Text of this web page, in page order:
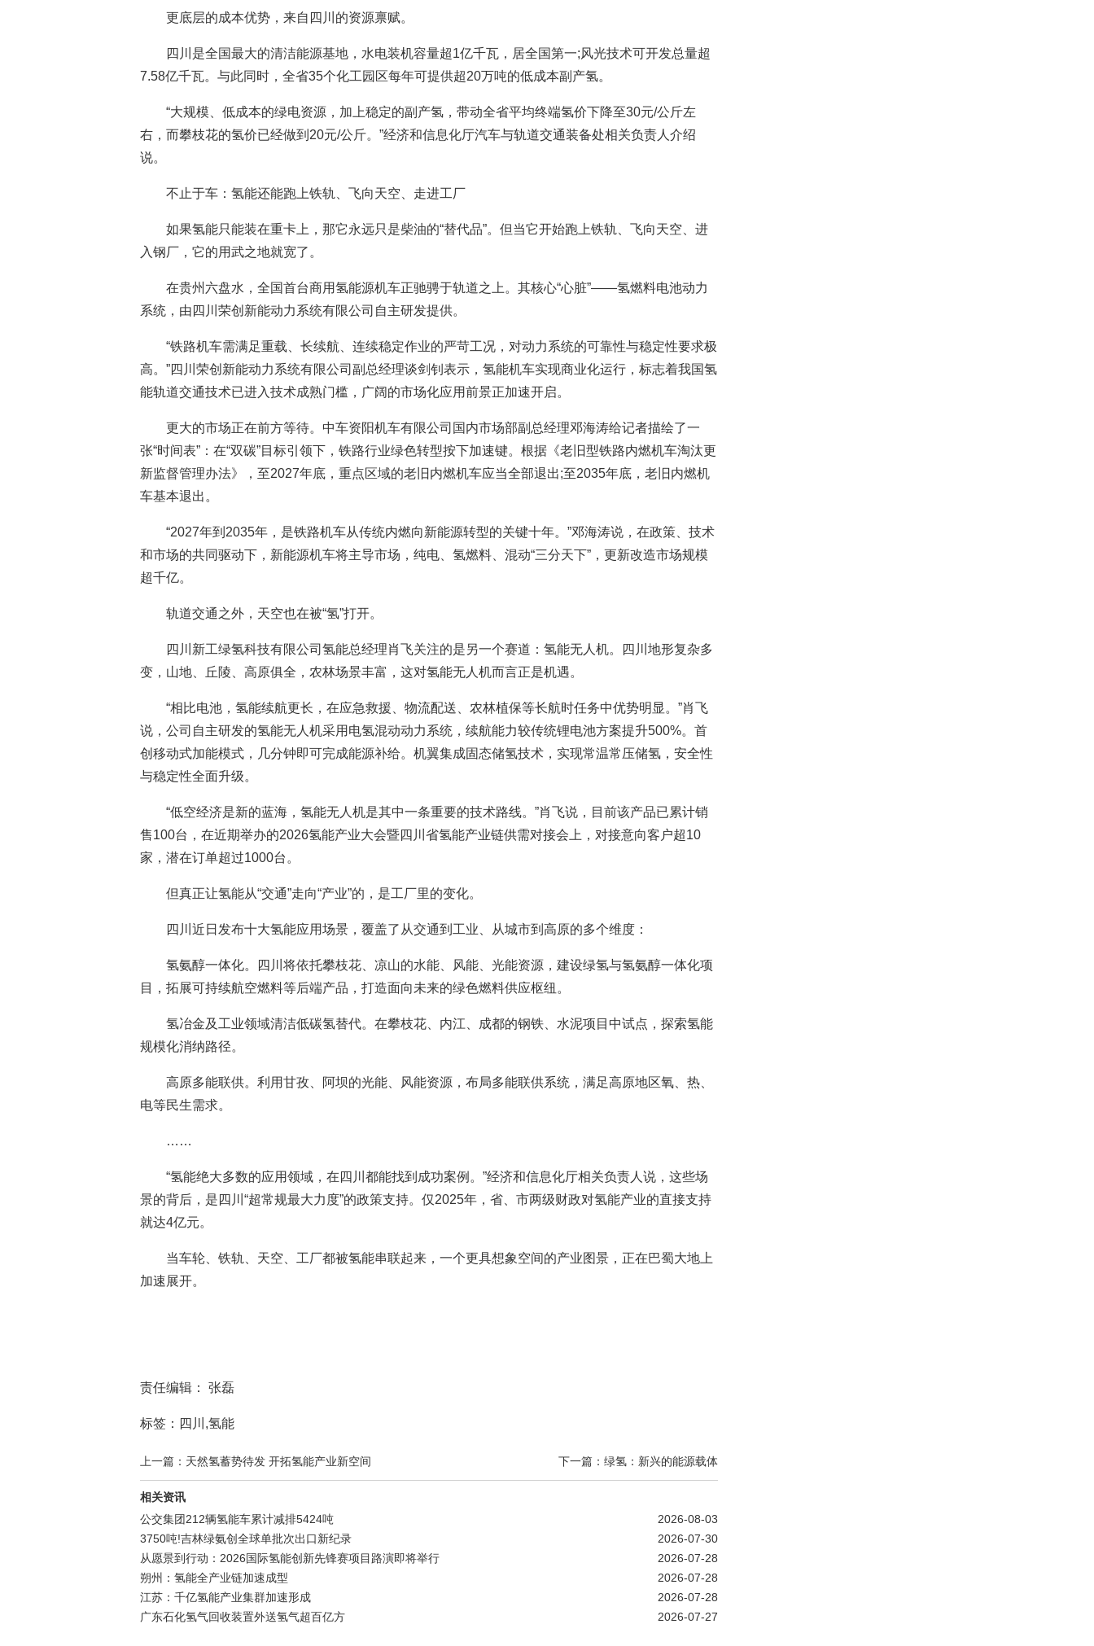
更底层的成本优势，来自四川的资源禀赋。
四川是全国最大的清洁能源基地，水电装机容量超1亿千瓦，居全国第一;风光技术可开发总量超
7.58亿千瓦。与此同时，全省35个化工园区每年可提供超20万吨的低成本副产氢。
“大规模、低成本的绿电资源，加上稳定的副产氢，带动全省平均终端氢价下降至30元/公斤左
右，而攀枝花的氢价已经做到20元/公斤。”经济和信息化厅汽车与轨道交通装备处相关负责人介绍
说。
不止于车：氢能还能跑上铁轨、飞向天空、走进工厂
如果氢能只能装在重卡上，那它永远只是柴油的“替代品”。但当它开始跑上铁轨、飞向天空、进
入钢厂，它的用武之地就宽了。
在贵州六盘水，全国首台商用氢能源机车正驰骋于轨道之上。其核心“心脏”——氢燃料电池动力
系统，由四川荣创新能动力系统有限公司自主研发提供。
“铁路机车需满足重载、长续航、连续稳定作业的严苛工况，对动力系统的可靠性与稳定性要求极
高。”四川荣创新能动力系统有限公司副总经理谈剑钊表示，氢能机车实现商业化运行，标志着我国氢
能轨道交通技术已进入技术成熟门槛，广阔的市场化应用前景正加速开启。
更大的市场正在前方等待。中车资阳机车有限公司国内市场部副总经理邓海涛给记者描绘了一
张“时间表”：在“双碳”目标引领下，铁路行业绿色转型按下加速键。根据《老旧型铁路内燃机车淘汰更
新监督管理办法》，至2027年底，重点区域的老旧内燃机车应当全部退出;至2035年底，老旧内燃机
车基本退出。
“2027年到2035年，是铁路机车从传统内燃向新能源转型的关键十年。”邓海涛说，在政策、技术
和市场的共同驱动下，新能源机车将主导市场，纯电、氢燃料、混动“三分天下”，更新改造市场规模
超千亿。
轨道交通之外，天空也在被“氢”打开。
四川新工绿氢科技有限公司氢能总经理肖飞关注的是另一个赛道：氢能无人机。四川地形复杂多
变，山地、丘陵、高原俱全，农林场景丰富，这对氢能无人机而言正是机遇。
“相比电池，氢能续航更长，在应急救援、物流配送、农林植保等长航时任务中优势明显。”肖飞
说，公司自主研发的氢能无人机采用电氢混动动力系统，续航能力较传统锂电池方案提升500%。首
创移动式加能模式，几分钟即可完成能源补给。机翼集成固态储氢技术，实现常温常压储氢，安全性
与稳定性全面升级。
“低空经济是新的蓝海，氢能无人机是其中一条重要的技术路线。”肖飞说，目前该产品已累计销
售100台，在近期举办的2026氢能产业大会暨四川省氢能产业链供需对接会上，对接意向客户超10
家，潜在订单超过1000台。
但真正让氢能从“交通”走向“产业”的，是工厂里的变化。
四川近日发布十大氢能应用场景，覆盖了从交通到工业、从城市到高原的多个维度：
氢氨醇一体化。四川将依托攀枝花、凉山的水能、风能、光能资源，建设绿氢与氢氨醇一体化项
目，拓展可持续航空燃料等后端产品，打造面向未来的绿色燃料供应枢纽。
氢冶金及工业领域清洁低碳氢替代。在攀枝花、内江、成都的钢铁、水泥项目中试点，探索氢能
规模化消纳路径。
高原多能联供。利用甘孜、阿坝的光能、风能资源，布局多能联供系统，满足高原地区氧、热、
电等民生需求。
……
“氢能绝大多数的应用领域，在四川都能找到成功案例。”经济和信息化厅相关负责人说，这些场
景的背后，是四川“超常规最大力度”的政策支持。仅2025年，省、市两级财政对氢能产业的直接支持
就达4亿元。
当车轮、铁轨、天空、工厂都被氢能串联起来，一个更具想象空间的产业图景，正在巴蜀大地上
加速展开。
责任编辑： 张磊
标签：四川,氢能
上一篇：天然氢蓄势待发 开拓氢能产业新空间 下一篇：绿氢：新兴的能源载体
相关资讯
2026-08-03
公交集团212辆氢能车累计减排5424吨
2026-07-30
3750吨!吉林绿氨创全球单批次出口新纪录
2026-07-28
从愿景到行动：2026国际氢能创新先锋赛项目路演即将举行
2026-07-28
朔州：氢能全产业链加速成型
2026-07-28
江苏：千亿氢能产业集群加速形成
2026-07-27
广东石化氢气回收装置外送氢气超百亿方